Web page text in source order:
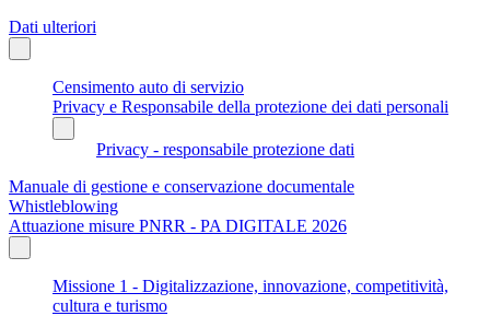
Dati ulteriori
Censimento auto di servizio
Privacy e Responsabile della protezione dei dati personali
Privacy - responsabile protezione dati
Manuale di gestione e conservazione documentale
Whistleblowing
Attuazione misure PNRR - PA DIGITALE 2026
Missione 1 - Digitalizzazione, innovazione, competitività,
cultura e turismo